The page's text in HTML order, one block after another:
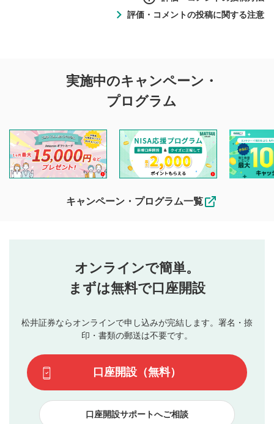
投稿するボタン
星で評価をすると投稿できます。（お名前とコメント
3
動画の評価
です）
評価・コメントの投稿に関する注意
投稿に関する注意
を目的として、各動画コンテンツに、評価およびコメントの
投稿ができます。利用者は以下の注意事項をご理解のうえ、
閲覧および投稿を行うものとしてください。
他の利用者が動画を視聴される際の参考になるコメントをお
待ちしております。
なお、投稿をもって、本注意事項に同意されたものとみなし
行ってください。
当社は、利用者同士、もしくは利用者と第三者間のトラ
ブルによって生じた損害に対して一切の責任を負いませ
評価およびコメントは当社にて審査のうえ、掲載となり
ます。掲載されるまでに日数がかかる場合や掲載されない
てはお答えできません。各動画コンテンツへの掲載をもっ
て結果のご連絡といたします。ご了承ください。
下記の項目に該当すると判断された投稿内容は、掲載を
見合わせる場合がございます。
本動画コンテンツとは無関係の内容の投稿
実施中のキャンペーン・
プログラム
キャンペーン・プログラム一覧
オンラインで簡単。
まずは無料で口座開設
松井証券ならオンラインで申し込みが完結します。署名・捺
印・書類の郵送は不要です。
口座開設（無料）
口座開設サポートへご相談